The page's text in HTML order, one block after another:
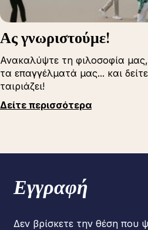
Ας γνωριστούμε!
Ανακαλύψτε τη φιλοσοφία μας,
τα επαγγέλματά μας... και
ταιριάζει!
Δείτε περισσότερα
Εγγραφή
Δεν βρίσκετε την θέση που